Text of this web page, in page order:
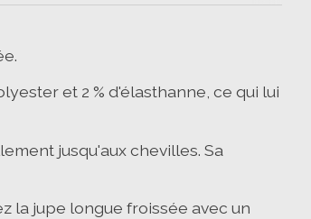
et 2 % d'élasthanne, ce qui lui
jusqu'aux chevilles. Sa
la jupe longue froissée avec un